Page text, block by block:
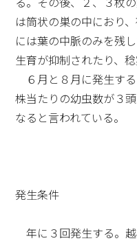
は筒状の巣の中におり
には葉の中脈のみを残
生育が抑制されたり、
６月と８月に発生す
株当たりの幼虫数が３
なると言われている。
発生条件
年に３回発生する。